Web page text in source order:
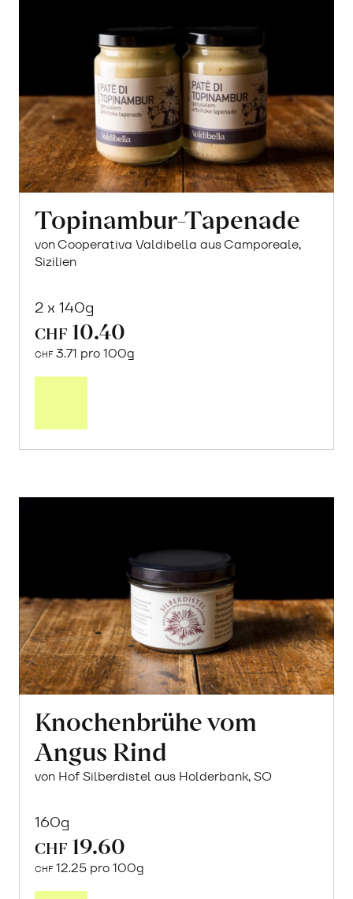
Topinambur-Tapenade
von Cooperativa Valdibella aus Camporeale,
Sizilien
2 x 140g
CHF 10.40
CHF 3.71 pro 100g
Knochenbrühe vom
Angus Rind
von Hof Silberdistel aus Holderbank, SO
160g
CHF 19.60
CHF 12.25 pro 100g